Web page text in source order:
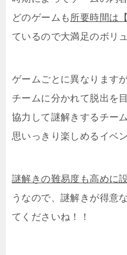
どのゲームも所要時間は【
ているので大満足のボリ
ゲームごとに異なります
チームに分かれて脱出を
協力して謎解きするチー
思いっきり楽しめるイベ
謎解きの難易度も高めに
うなので、謎解きが得意
てくださいね！！